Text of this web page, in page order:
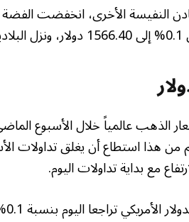
مع بداية تداولات اليوم.